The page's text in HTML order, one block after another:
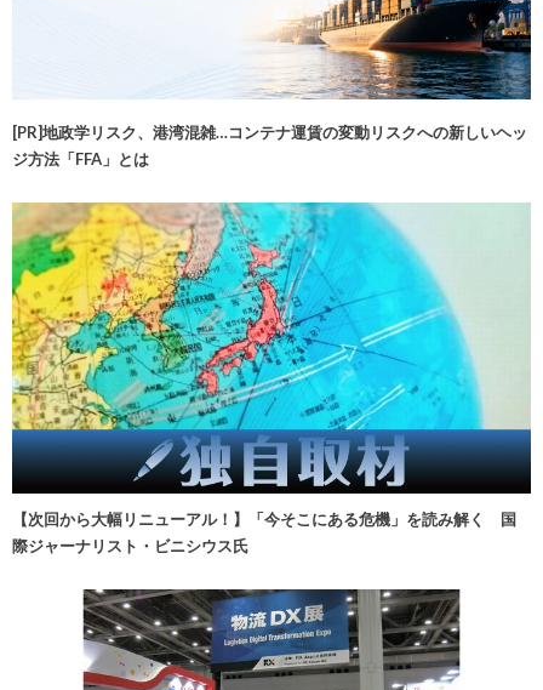
[PR]地政学リスク、港湾混雑…コンテナ運賃の変動リスクへの新しいヘッ
ジ方法「FFA」とは
【次回から大幅リニューアル！】「今そこにある危機」を読み解く 国
際ジャーナリスト・ビニシウス氏